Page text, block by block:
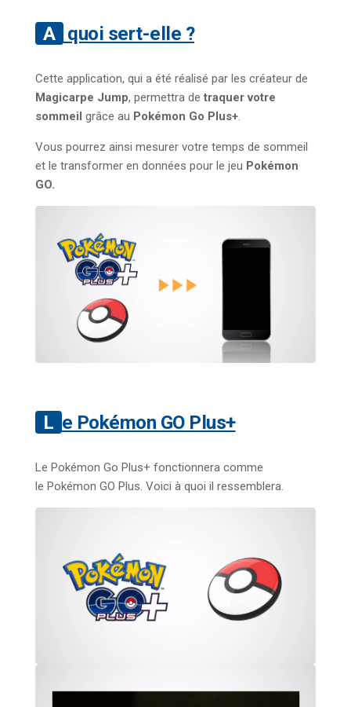
A quoi sert-elle ?
Cette application, qui a été réalisé par les créateur de
Magicarpe Jump, permettra de traquer votre
sommeil grâce au Pokémon Go Plus+.
Vous pourrez ainsi mesurer votre temps de sommeil
et le transformer en données pour le jeu Pokémon
GO.
Le Pokémon GO Plus+
Le Pokémon Go Plus+ fonctionnera comme
le Pokémon GO Plus. Voici à quoi il ressemblera.